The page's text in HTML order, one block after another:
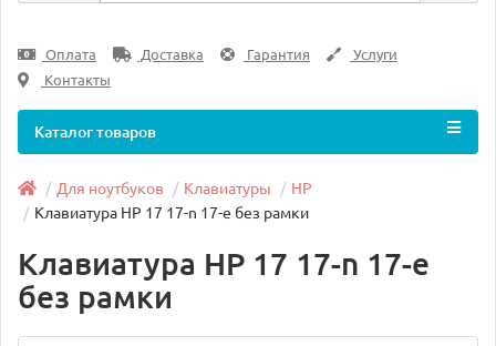
Оплата Доставка Гарантия
Услуги
Контакты
Каталог товаров
Для ноутбуков Клавиатуры
HP
Клавиатура HP 17 17-n 17-e без рамки
Клавиатура HP 17 17-n 17-e
без рамки